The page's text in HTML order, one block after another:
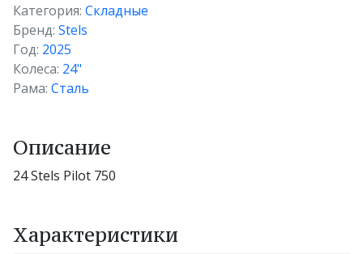
Категория: Складные
Бренд: Stels
Год: 2025
Колеса: 24"
Рама: Сталь
Описание
24 Stels Pilot 750
Характеристики